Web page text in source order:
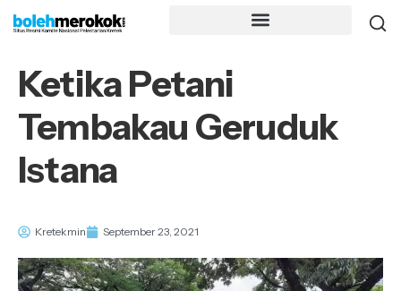
Ketika Petani
Tembakau Geruduk
Istana
Kretekmin September 23, 2021